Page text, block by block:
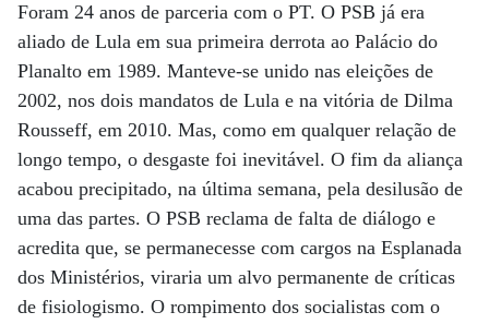
Foram 24 anos de parceria com o PT. O PSB já era
aliado de Lula em sua primeira derrota ao Palácio do
Planalto em 1989. Manteve-se unido nas eleições de
2002, nos dois mandatos de Lula e na vitória de Dilma
Rousseff, em 2010. Mas, como em qualquer relação de
longo tempo, o desgaste foi inevitável. O fim da aliança
acabou precipitado, na última semana, pela desilusão de
uma das partes. O PSB reclama de falta de diálogo e
acredita que, se permanecesse com cargos na Esplanada
dos Ministérios, viraria um alvo permanente de críticas
de fisiologismo. O rompimento dos socialistas com o